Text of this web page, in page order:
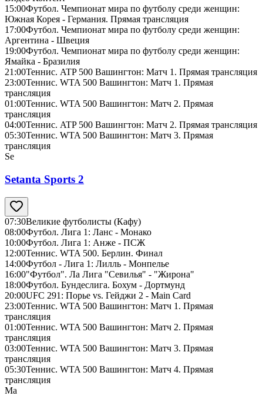
15:00Футбол. Чемпионат мира по футболу среди женщин:
Южная Корея - Германия. Прямая трансляция
17:00Футбол. Чемпионат мира по футболу среди женщин:
Аргентина - Швеция
19:00Футбол. Чемпионат мира по футболу среди женщин:
Ямайка - Бразилия
21:00Теннис. ATP 500 Вашингтон: Матч 1. Прямая трансляция
23:00Теннис. WTA 500 Вашингтон: Матч 1. Прямая
трансляция
01:00Теннис. WTA 500 Вашингтон: Матч 2. Прямая
трансляция
04:00Теннис. ATP 500 Вашингтон: Матч 2. Прямая трансляция
05:30Теннис. WTA 500 Вашингтон: Матч 3. Прямая
трансляция
Se
Setanta Sports 2
07:30Великие футболисты (Кафу)
08:00Футбол. Лига 1: Ланс - Монако
10:00Футбол. Лига 1: Анже - ПСЖ
12:00Теннис. WTA 500. Берлин. Финал
14:00Футбол - Лига 1: Лилль - Монпелье
16:00"Футбол". Ла Лига "Севилья" - "Жирона"
18:00Футбол. Бундеслига. Бохум - Дортмунд
20:00UFC 291: Порье vs. Гейджи 2 - Main Card
23:00Теннис. WTA 500 Вашингтон: Матч 1. Прямая
трансляция
01:00Теннис. WTA 500 Вашингтон: Матч 2. Прямая
трансляция
03:00Теннис. WTA 500 Вашингтон: Матч 3. Прямая
трансляция
05:30Теннис. WTA 500 Вашингтон: Матч 4. Прямая
трансляция
Ма